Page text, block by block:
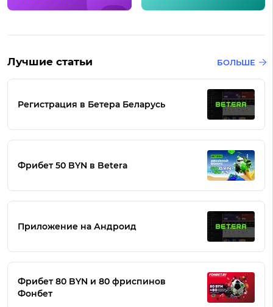
Лучшие статьи БОЛЬШЕ
Регистрация в Бетера Беларусь
Фрибет 50 BYN в Betera
Приложение на Андроид
Фрибет 80 BYN и 80 фриспинов
Фонбет